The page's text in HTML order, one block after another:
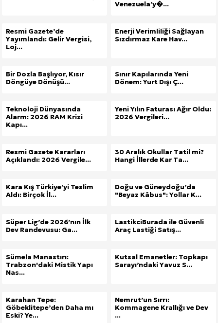
Venezuela’y�...
Resmi Gazete’de
Yayımlandı: Gelir Vergisi,
Loj...
Enerji Verimliliği Sağlayan
Sızdırmaz Kare Hav...
Bir Dozla Başlıyor, Kısır
Döngüye Dönüşü...
Sınır Kapılarında Yeni
Dönem: Yurt Dışı Ç...
Teknoloji Dünyasında
Alarm: 2026 RAM Krizi
Kapı...
Yeni Yılın Faturası Ağır Oldu:
2026 Vergileri...
Resmi Gazete Kararları
Açıklandı: 2026 Vergile...
30 Aralık Okullar Tatil mi?
Hangi İllerde Kar Ta...
Kara Kış Türkiye’yi Teslim
Aldı: Birçok İl...
Doğu ve Güneydoğu’da
"Beyaz Kâbus": Yollar K...
Süper Lig’de 2026’nın İlk
Dev Randevusu: Ga...
LastikciBurada ile Güvenli
Araç Lastiği Satış...
Sümela Manastırı:
Trabzon'daki Mistik Yapı
Nas...
Kutsal Emanetler: Topkapı
Sarayı’ndaki Yavuz S...
Karahan Tepe:
Göbeklitepe’den Daha mı
Eski? Ye...
Nemrut’un Sırrı:
Kommagene Krallığı ve Dev
...